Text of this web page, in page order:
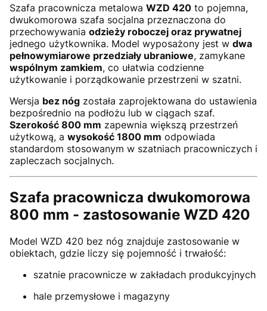
Szafa pracownicza metalowa WZD 420 to pojemna,
dwukomorowa szafa socjalna przeznaczona do
przechowywania odzieży roboczej oraz prywatnej
jednego użytkownika. Model wyposażony jest w dwa
pełnowymiarowe przedziały ubraniowe, zamykane
wspólnym zamkiem, co ułatwia codzienne
użytkowanie i porządkowanie przestrzeni w szatni.
Wersja bez nóg została zaprojektowana do ustawienia
bezpośrednio na podłożu lub w ciągach szaf.
Szerokość 800 mm zapewnia większą przestrzeń
użytkową, a wysokość 1800 mm odpowiada
standardom stosowanym w szatniach pracowniczych i
zapleczach socjalnych.
Szafa pracownicza dwukomorowa
800 mm - zastosowanie WZD 420
Model WZD 420 bez nóg znajduje zastosowanie w
obiektach, gdzie liczy się pojemność i trwałość:
szatnie pracownicze w zakładach produkcyjnych
hale przemysłowe i magazyny